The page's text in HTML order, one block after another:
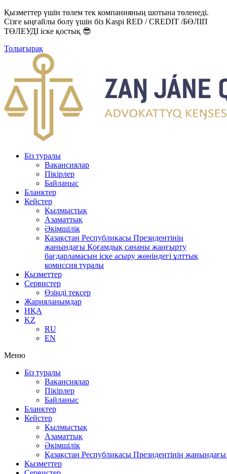
Қызметтер үшін төлем тек компанияның шотына төленеді.
Сізге ыңғайлы болу үшін біз Kaspi RED / CREDIT /БӨЛІП
ТӨЛЕУДІ іске қостық 😎
Толығырақ
Біз туралы
Вакансиялар
Пікірлер
Байланыс
Бланктер
Кейстер
Қылмыстық
Азаматтық
Әкімшілік
Қазақстан Республикасы Президентінің
жанындағы Қоғамдық сананы жаңғырту
бағдарламасын іске асыру жөніндегі ұлттық
комиссия туралы
Қызметтер
Сервистер
Өзіңді тексер
Жарияланымдар
НҚА
KZ
RU
EN
Меню
Біз туралы
Вакансиялар
Пікірлер
Байланыс
Бланктер
Кейстер
Қылмыстық
Азаматтық
Әкімшілік
Қазақстан Республикасы Президентінің
Қызметтер